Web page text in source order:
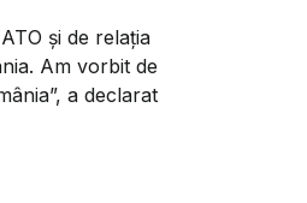
și de relația
Am vorbit de
a declarat